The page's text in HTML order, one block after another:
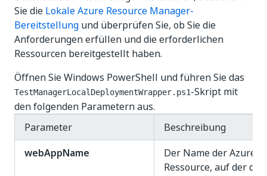
Sie die Lokale Azure Resource Manager-
Bereitstellung und überprüfen Sie, ob Sie die
Anforderungen erfüllen und die erforderlichen
Ressourcen bereitgestellt haben.
Öffnen Sie Windows PowerShell und führen Sie das
TestManagerLocalDeploymentWrapper.ps1-Skript mit
den folgenden Parametern aus.
Parameter
Beschreibung
webAppName
Der Name der Azure
Ressource, auf der